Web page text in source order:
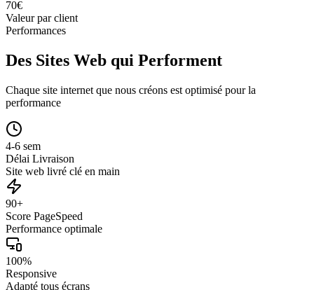
70€
Valeur par client
Performances
Des Sites Web qui Performent
Chaque site internet que nous créons est optimisé pour la
performance
4-6 sem
Délai Livraison
Site web livré clé en main
90+
Score PageSpeed
Performance optimale
100%
Responsive
Adapté tous écrans